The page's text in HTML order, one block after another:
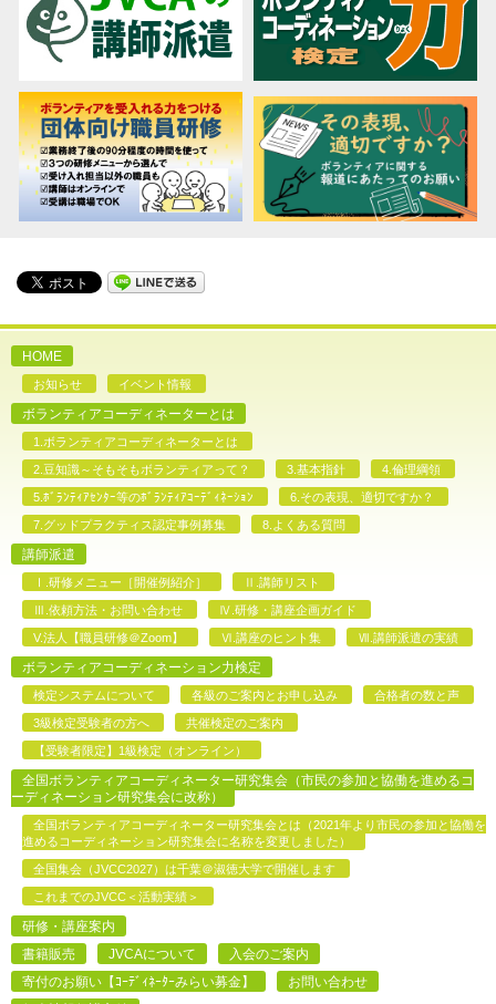
HOME
お知らせ イベント情報
ボランティアコーディネーターとは
1.ボランティアコーディネーターとは
2.豆知識～そもそもボランティアって？ 3.基本指針 4.倫理綱領
5.ﾎﾞﾗﾝﾃｨｱｾﾝﾀｰ等のﾎﾞﾗﾝﾃｨｱｺｰﾃﾞｨﾈｰｼｮﾝ 6.その表現、適切ですか？
7.グッドプラクティス認定事例募集 8.よくある質問
講師派遣
Ⅰ.研修メニュー［開催例紹介］ Ⅱ.講師リスト
Ⅲ.依頼方法・お問い合わせ Ⅳ.研修・講座企画ガイド
V.法人【職員研修＠Zoom】 Ⅵ.講座のヒント集 Ⅶ.講師派遣の実績
ボランティアコーディネーション力検定
検定システムについて 各級のご案内とお申し込み 合格者の数と声
3級検定受験者の方へ 共催検定のご案内
【受験者限定】1級検定（オンライン）
全国ボランティアコーディネーター研究集会（市民の参加と協働を進めるコ
ーディネーション研究集会に改称）
全国ボランティアコーディネーター研究集会とは（2021年より市民の参加と協働を
進めるコーディネーション研究集会に名称を変更しました）
全国集会（JVCC2027）は千葉＠淑徳大学で開催します
これまでのJVCC＜活動実績＞
研修・講座案内
書籍販売
JVCAについて
入会のご案内
寄付のお願い【ｺｰﾃﾞｨﾈｰﾀｰみらい募金】
お問い合わせ